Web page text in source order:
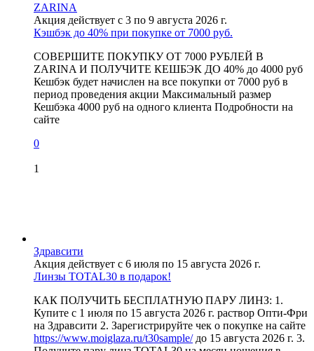
ZARINA
Акция действует с 3 по 9 августа 2026 г.
Кэшбэк до 40% при покупке от 7000 руб.
СОВЕРШИТЕ ПОКУПКУ ОТ 7000 РУБЛЕЙ В
ZARINA И ПОЛУЧИТЕ КЕШБЭК ДО 40% до 4000 руб
Кешбэк будет начислен на все покупки от 7000 руб в
период проведения акции Максимальный размер
Кешбэка 4000 руб на одного клиента Подробности на
сайте
0
1
Здравсити
Акция действует с 6 июля по 15 августа 2026 г.
Линзы TOTAL30 в подарок!
КАК ПОЛУЧИТЬ БЕСПЛАТНУЮ ПАРУ ЛИНЗ: 1.
Купите с 1 июля по 15 августа 2026 г. раствор Опти-Фри
на Здравсити 2. Зарегистрируйте чек о покупке на сайте
https://www.moiglaza.ru/t30sample/до 15 августа 2026 г. 3.